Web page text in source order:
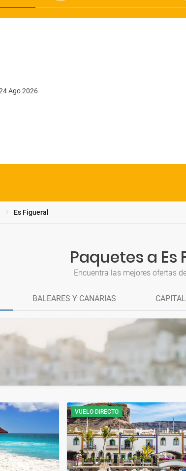
Es Figueral
Paquetes a
Encuentra las mejores ofertas
BALEARES Y CANARIAS
VUELO DIRECTO